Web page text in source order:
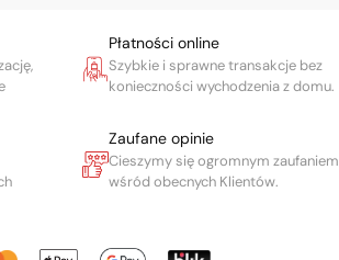
Płatności online
Szybkie i sprawne transakcje bez
konieczności wychodzenia z domu.
Zaufane opinie
Cieszymy się ogromnym zaufaniem
wśród obecnych Klientów.